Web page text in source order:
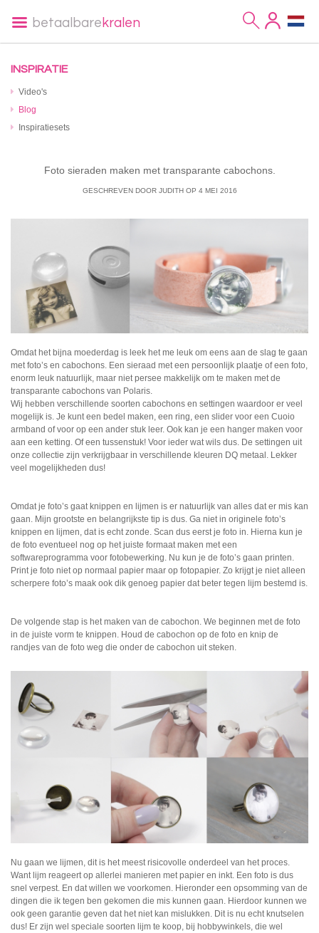
betaalbare kralen
INSPIRATIE
Video's
Blog
Inspiratiesets
Foto sieraden maken met transparante cabochons.
GESCHREVEN DOOR JUDITHOP 4 MEI 2016
Omdat het bijna moederdag is leek het me leuk om eens aan de slag te gaan
met foto’s en cabochons. Een sieraad met een persoonlijk plaatje of een foto,
enorm leuk natuurlijk, maar niet persee makkelijk om te maken met de
transparante cabochons van Polaris.
Wij hebben verschillende soorten cabochons en settingen waardoor er veel
mogelijk is. Je kunt een bedel maken, een ring, een slider voor een Cuoio
armband of voor op een ander stuk leer. Ook kan je een hanger maken voor
aan een ketting. Of een tussenstuk! Voor ieder wat wils dus. De settingen uit
onze collectie zijn verkrijgbaar in verschillende kleuren DQ metaal. Lekker
veel mogelijkheden dus!
Omdat je foto’s gaat knippen en lijmen is er natuurlijk van alles dat er mis kan
gaan. Mijn grootste en belangrijkste tip is dus. Ga niet in originele foto’s
knippen en lijmen, dat is echt zonde. Scan dus eerst je foto in. Hierna kun je
de foto eventueel nog op het juiste formaat maken met een
softwareprogramma voor fotobewerking. Nu kun je de foto’s gaan printen.
Print je foto niet op normaal papier maar op fotopapier. Zo krijgt je niet alleen
scherpere foto’s maak ook dik genoeg papier dat beter tegen lijm bestemd is.
De volgende stap is het maken van de cabochon. We beginnen met de foto
in de juiste vorm te knippen. Houd de cabochon op de foto en knip de
randjes van de foto weg die onder de cabochon uit steken.
Nu gaan we lijmen, dit is het meest risicovolle onderdeel van het proces.
Want lijm reageert op allerlei manieren met papier en inkt. Een foto is dus
snel verpest. En dat willen we voorkomen. Hieronder een opsomming van de
dingen die ik tegen ben gekomen die mis kunnen gaan. Hierdoor kunnen we
ook geen garantie geven dat het niet kan mislukken. Dit is nu echt knutselen
dus! Er zijn wel speciale soorten lijm te koop, bij hobbywinkels, die wel